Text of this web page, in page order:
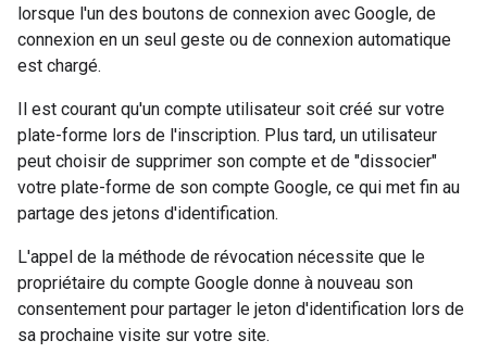
lorsque l'un des boutons de connexion avec Google, de
connexion en un seul geste ou de connexion automatique
est chargé.
Il est courant qu'un compte utilisateur soit créé sur votre
plate-forme lors de l'inscription. Plus tard, un utilisateur
peut choisir de supprimer son compte et de "dissocier"
votre plate-forme de son compte Google, ce qui met fin au
partage des jetons d'identification.
L'appel de la méthode de révocation nécessite que le
propriétaire du compte Google donne à nouveau son
consentement pour partager le jeton d'identification lors de
sa prochaine visite sur votre site.